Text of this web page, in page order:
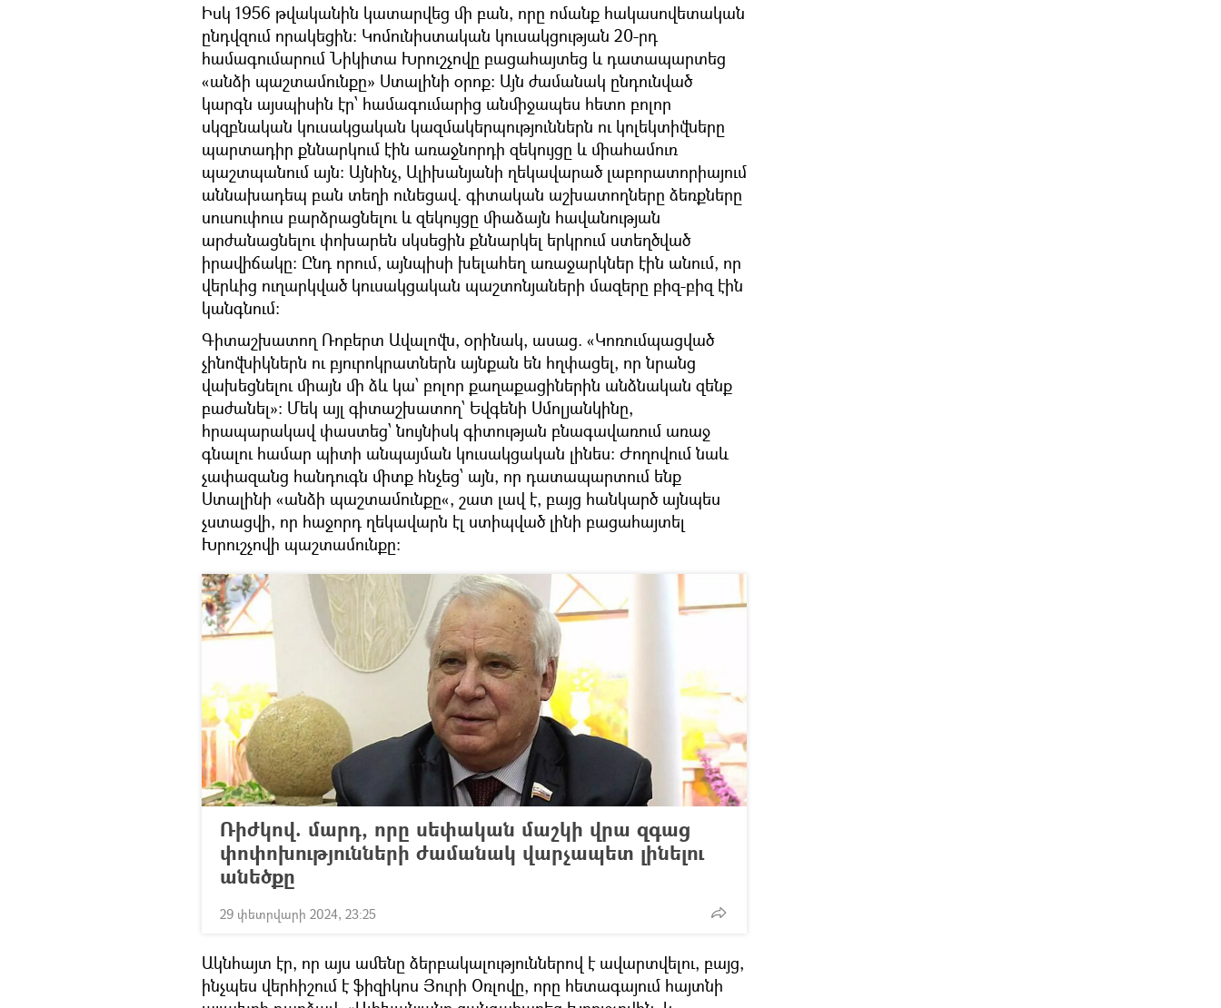
​Իսկ 1956 թվականին կատարվեց մի բան, որը ոմանք հակասովետական
ընդվզում որակեցին։ Կոմունիստական կուսակցության 20-րդ
համագումարում Նիկիտա Խրուշչովը բացահայտեց և դատապարտեց
«անձի պաշտամունքը» Ստալինի օրոք։ Այն ժամանակ ընդունված
կարգն այսպիսին էր՝ համագումարից անմիջապես հետո բոլոր
սկզբնական կուսակցական կազմակերպություններն ու կոլեկտիվները
պարտադիր քննարկում էին առաջնորդի զեկույցը և միահամուռ
պաշտպանում այն։ Այնինչ, Ալիխանյանի ղեկավարած լաբորատորիայում
աննախադեպ բան տեղի ունեցավ. գիտական աշխատողները ձեռքները
սուսուփուս բարձրացնելու և զեկույցը միաձայն հավանության
արժանացնելու փոխարեն սկսեցին քննարկել երկրում ստեղծված
իրավիճակը։ Ընդ որում, այնպիսի խելահեղ առաջարկներ էին անում, որ
վերևից ուղարկված կուսակցական պաշտոնյաների մազերը բիզ-բիզ էին
կանգնում։ ​
Գիտաշխատող Ռոբերտ Ավալովն, օրինակ, ասաց. «Կոռումպացված
չինովնիկներն ու բյուրոկրատներն այնքան են հղփացել, որ նրանց
վախեցնելու միայն մի ձև կա՝ բոլոր քաղաքացիներին անձնական զենք
բաժանել»։ Մեկ այլ գիտաշխատող՝ Եվգենի Սմոլյանկինը,
հրապարակավ փաստեց՝ նույնիսկ գիտության բնագավառում առաջ
գնալու համար պիտի անպայման կուսակցական լինես։ Ժողովում նաև
չափազանց հանդուգն միտք հնչեց՝ այն, որ դատապարտում ենք
Ստալինի «անձի պաշտամունքը«, շատ լավ է, բայց հանկարծ այնպես
չստացվի, որ հաջորդ ղեկավարն էլ ստիպված լինի բացահայտել
Խրուշչովի պաշտամունքը։
Ռիժկով. մարդ, որը սեփական մաշկի վրա զգաց
փոփոխությունների ժամանակ վարչապետ լինելու
անեծքը
29 փետրվարի 2024, 23:25
Ակնհայտ էր, որ այս ամենը ձերբակալություններով է ավարտվելու, բայց,
ինչպես վերհիշում է ֆիզիկոս Յուրի Օռլովը, որը հետագայում հայտնի